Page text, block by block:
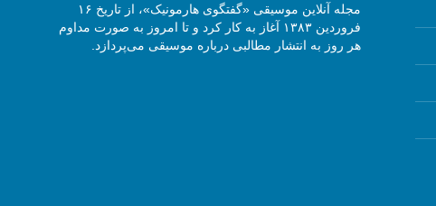
مجله آنلاین موسیقی «گفتگوی هارمونیک»، از تاریخ ۱۶
فروردین ۱۳۸۳ آغاز به کار کرد و تا امروز به صورت مداوم
هر روز به انتشار مطالبی درباره موسیقی می‌پردازد.